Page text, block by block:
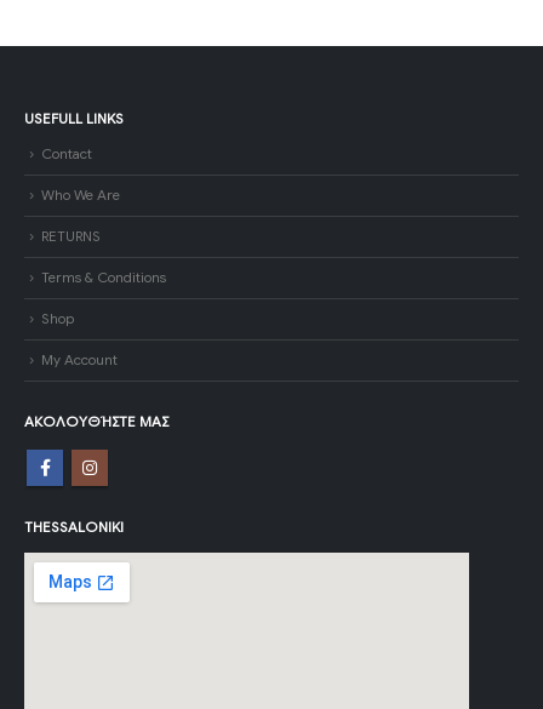
USEFULL LINKS
Contact
Who We Are
RETURNS
Terms & Conditions
Shop
My Account
ΑΚΟΛΟΥΘΉΣΤΕ ΜΑΣ
THESSALONIKI